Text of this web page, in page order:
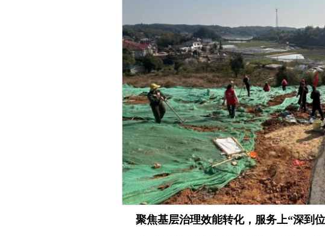
聚焦基层治理效能转化，服务上“深到